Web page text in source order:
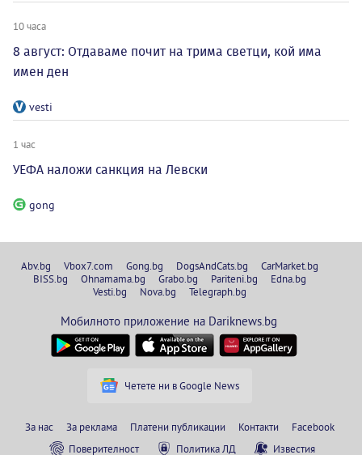
10 часа
8 август: Отдаваме почит на трима светци, кой има
имен ден
vesti
1 час
УЕФА наложи санкция на Левски
gong
Abv.bg Vbox7.com Gong.bg DogsAndCats.bg
CarMarket.bg
BISS.bg
Ohnamama.bg Grabo.bg Pariteni.bg
Edna.bg
Vesti.bg
Nova.bg Telegraph.bg
Мобилното приложение на Dariknews.bg
Четете ни в Google News
За нас За реклама Платени публикации Контакти
Facebook
Поверителност
Политика ЛД Известия